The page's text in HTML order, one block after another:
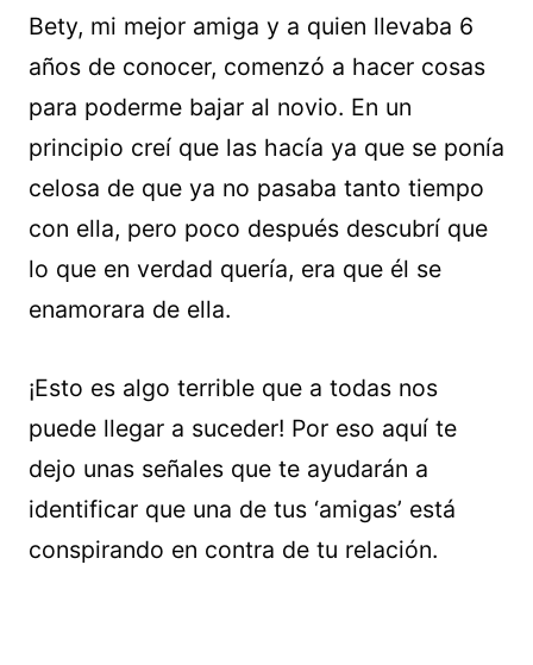
Bety, mi mejor amiga y a quien llevaba 6
años de conocer, comenzó a hacer cosas
para poderme bajar al novio. En un
principio creí que las hacía ya que se ponía
celosa de que ya no pasaba tanto tiempo
con ella, pero poco después descubrí que
lo que en verdad quería, era que él se
enamorara de ella.
¡Esto es algo terrible que a todas nos
puede llegar a suceder! Por eso aquí te
dejo unas señales que te ayudarán a
identificar que una de tus ‘amigas’ está
conspirando en contra de tu relación.